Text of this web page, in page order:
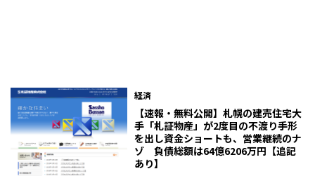
経済
【速報・無料公開】札幌の建売住宅大
手「札証物産」が2度目の不渡り手形
を出し資金ショートも、営業継続のナ
ゾ 負債総額は64億6206万円【追記
あり】